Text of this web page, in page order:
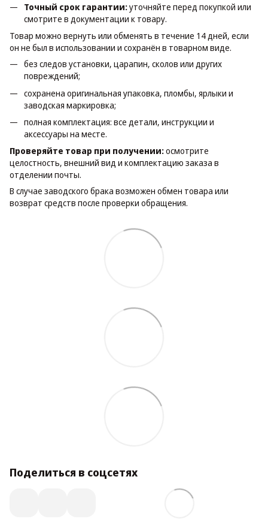
Точный срок гарантии:уточняйте перед покупкой или
смотрите в документации к товару.
Товар можно вернуть или обменять в течение 14 дней, если
он не был в использовании и сохранён в товарном виде.
без следов установки, царапин, сколов или других
повреждений;
сохранена оригинальная упаковка, пломбы, ярлыки и
заводская маркировка;
полная комплектация: все детали, инструкции и
аксессуары на месте.
Проверяйте товар при получении:осмотрите
целостность, внешний вид и комплектацию заказа в
отделении почты.
В случае заводского брака возможен обмен товара или
возврат средств после проверки обращения.
Поделиться в соцсетях